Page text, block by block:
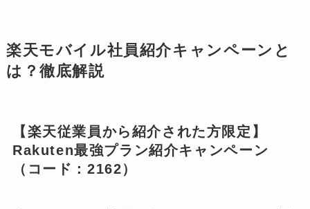
楽天モバイル社員紹介キャンペーンと
は？徹底解説
【楽天従業員から紹介された方限定】
Rakuten最強プラン紹介キャンペーン
（コード：2162）